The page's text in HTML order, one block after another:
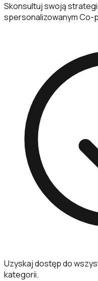
Skonsultuj swoją
spersonalizowanym Co-
Uzyskaj dostęp do
kategorii.